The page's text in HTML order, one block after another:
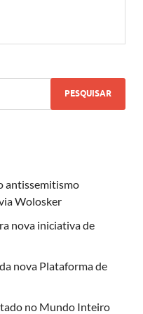
antissemitismo
Wolosker
nova iniciativa de
nova Plataforma de
no Mundo Inteiro